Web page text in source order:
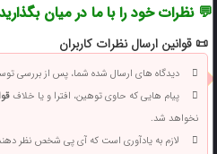
💬 نظرات خود را با ما در میان بگذارید
📜 قوانین ارسال نظرات کاربران
دیدگاه های ارسال شده شما، پس از بررسی
پیام هایی که حاوی توهین، افترا و یا خلاف
نخواهد شد.
لازم به یادآوری است که آی پی شخص نظر